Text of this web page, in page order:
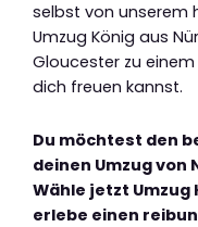
selbst von unserem
Umzug König aus
Gloucester zu
dich freuen kannst.
Du möchtest den
deinen Umzug von
Wähle jetzt Umzug
erlebe einen